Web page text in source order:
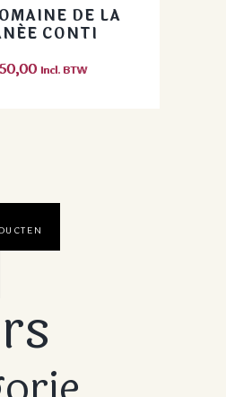
DE LA
CONTI
Incl. BTW